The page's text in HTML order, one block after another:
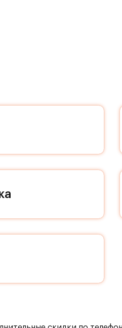
кухня и
индивидуальны,
пространстве в
идеальный
парковок с
культурным слоем
особого места.
на
громкость в
пробежку! Живите